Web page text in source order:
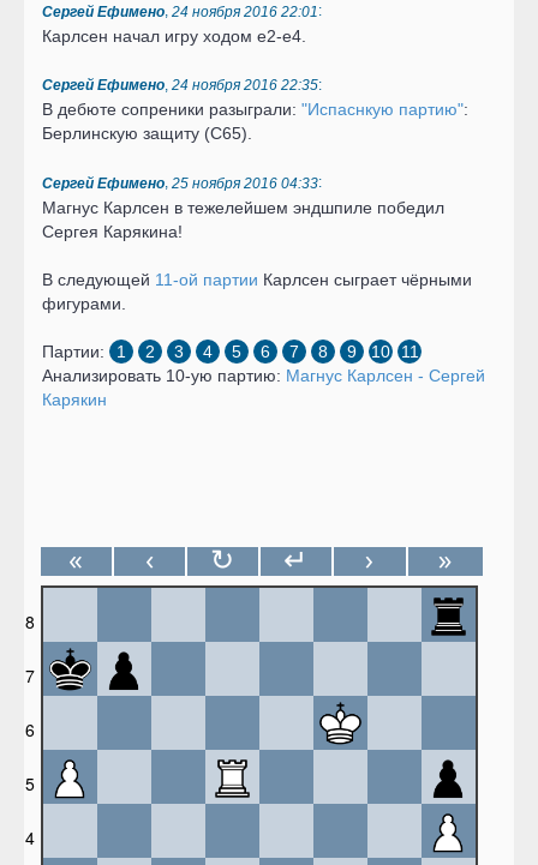
Сергей Ефимено, 24 ноября 2016 22:01 :
Карлсен начал игру ходом e2-e4.
Сергей Ефимено 24 ноября 2016 22:35:
В дебюте сопреники разыграли: "Испаснкую партию":
Берлинскую защиту (С65).
Сергей Ефимено, 25 ноября 2016 04:33:
Магнус Карлсен в тежелейшем эндшпиле победил
Сергея Карякина!
В следующей 11-ой партии Карлсен сыграет чёрными
фигурами.
Партии: 1 2 3 4 5 6 7 8 9 10
11
Анализировать 10-ую партию: Магнус Карлсен - Сергей
Карякин